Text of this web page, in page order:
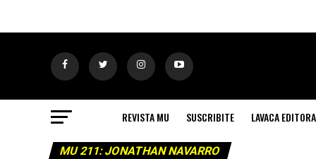
REVISTA MU SUSCRIBITE LAVACA EDITORA
MU 211: JONATHAN NAVARRO